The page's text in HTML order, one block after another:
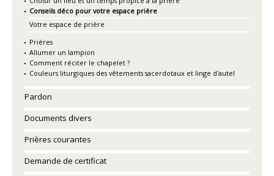
Conseils déco pour votre espace prière
Votre espace de prière
Prières
Allumer un lampion
Comment réciter le chapelet ?
Couleurs liturgiques des vêtements sacerdotaux et linge d'autel
Pardon
Documents divers
Prières courantes
Demande de certificat